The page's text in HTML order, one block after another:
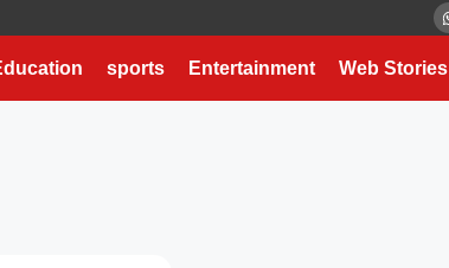
sports Entertainment Web Stories